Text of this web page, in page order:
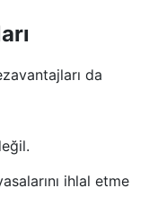
da
ihlal etme